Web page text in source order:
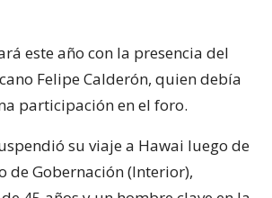
este año con la presencia del
Felipe Calderón, quien debía
participación en el foro.
su viaje a Hawai luego de
de Gobernación (Interior),